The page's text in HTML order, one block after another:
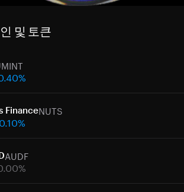
및 토큰
FinanceNUTS
0.10%
AUDF